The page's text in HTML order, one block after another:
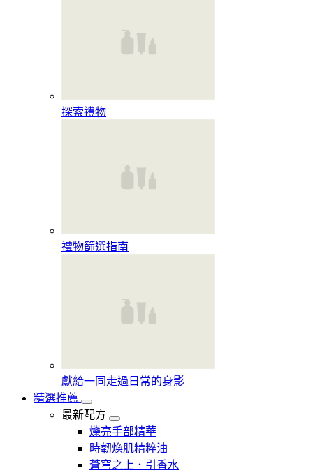
探索禮物
禮物篩選指南
獻給一同走過日常的身影
精選推薦
最新配方
爍亮手部精華
時韌煥肌精粹油
蒼穹之上．引香水